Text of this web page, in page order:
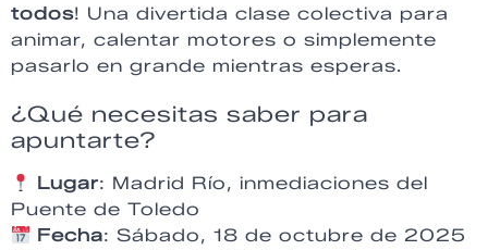
todos! Una divertida clase colectiva para
animar, calentar motores o simplemente
pasarlo en grande mientras esperas.
¿Qué necesitas saber para
apuntarte?
Lugar: Madrid Río, inmediaciones del
Puente de Toledo
Fecha: Sábado, 18 de octubre de 2025